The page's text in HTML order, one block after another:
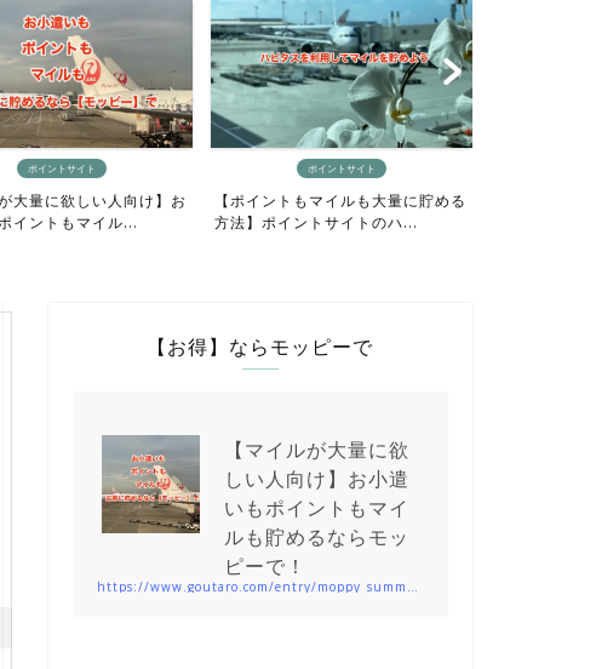
ポイントサイト
もマイルも大量に貯める
ントサイトのハ...
マイルの貯め方
【最短4日間でANAマイルをざっく
り貯めるニモカルート完...
【お得】ならモッピーで
【マイルが大量に欲
しい人向け】お小遣
いもポイントもマイ
ルも貯めるならモッ
ピーで！
https://www.goutaro.com/entry/moppy_summary201912